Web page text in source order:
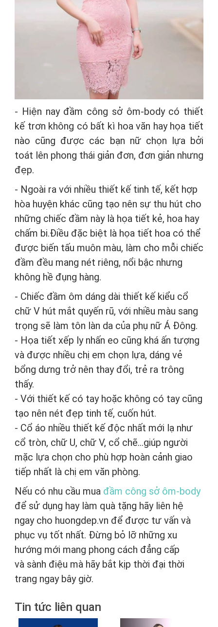
- Hiện nay đầm công sở ôm-body có thiết
kế trơn không có bất kì hoa văn hay họa tiết
nào cũng được các bạn nữ chọn lựa bởi
toát lên phong thái giản đơn, đơn giản nhưng
đẹp.
- Ngoài ra với nhiều thiết kế tinh tế, kết hợp
hòa huyện khác cũng tạo nên sự thu hút cho
những chiếc đầm này là họa tiết kẻ, hoa hay
chấm bi.Điều đặc biệt là họa tiết hoa có thể
được biến tấu muôn màu, làm cho mỗi chiếc
đầm đều mang nét riêng, nổi bậc nhưng
không hề đụng hàng.
- Chiếc đầm ôm dáng dài thiết kế kiểu cổ
chữ V hút mắt quyến rũ, với nhiều màu sang
trọng sẽ làm tôn làn da của phụ nữ Á Đông.
- Họa tiết xếp ly nhấn eo cũng khá ấn tượng
và được nhiều chị em chọn lựa, dáng vẻ
bổng dưng trở nên thay đổi, trẻ ra trông
thấy.
- Với thiết kế có tay hoặc không có tay cũng
tạo nên nét đẹp tinh tế, cuốn hút.
- Cổ áo nhiều thiết kế độc nhất mới lạ như
cổ tròn, chữ U, chữ V, cổ chẽ…giúp người
mặc lựa chọn cho phù hợp hoàn cảnh giao
tiếp nhất là chị em văn phòng.
Nếu có nhu cầu mua đầm công sở ôm-body
để sử dụng hay làm quà tặng hãy liên hệ
ngay cho huongdep.vn để được tư vấn và
phục vụ tốt nhất. Đừng bỏ lỡ những xu
hướng mới mang phong cách đẳng cấp
và sành điệu mà hãy bắt kịp thời đại thời
trang ngay bây giờ.
Tin tức liên quan